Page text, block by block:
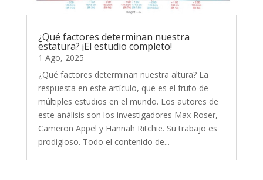
¿Qué factores determinan nuestra
estatura? ¡El estudio completo!
1 Ago, 2025
¿Qué factores determinan nuestra altura? La
respuesta en este artículo, que es el fruto de
múltiples estudios en el mundo. Los autores de
este análisis son los investigadores Max Roser,
Cameron Appel y Hannah Ritchie. Su trabajo es
prodigioso. Todo el contenido de...